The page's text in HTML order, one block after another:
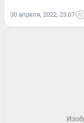
30 апреля, 2022, 23:07